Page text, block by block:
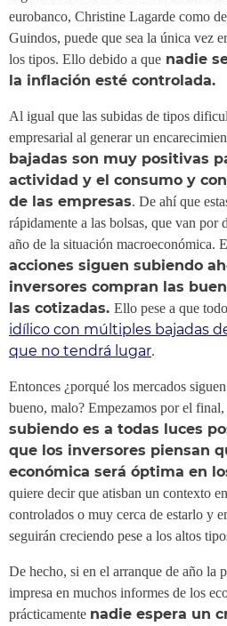
eurobanco, Christine Lagarde como
Guindos, puede que sea la única vez
los tipos. Ello debido a que nadie
la inflación esté controlada.
Al igual que las subidas de tipos
empresarial al generar un
bajadas son muy positivas
actividad y el consumo y
de las empresas. De ahí que
rápidamente a las bolsas, que van por
año de la situación macroeconómica.
acciones siguen subiendo
inversores compran las
las cotizadas. Ello pese a que
idílico con múltiples bajadas
que no tendrá lugar.
Entonces ¿porqué los mercados
bueno, malo? Empezamos por el final,
subiendo es a todas luces
que los inversores piensan
económica será óptima en
quiere decir que atisban un contexto
controlados o muy cerca de estarlo y
seguirán creciendo pese a los altos
De hecho, si en el arranque de año la
impresa en muchos informes de los
prácticamente nadie espera un